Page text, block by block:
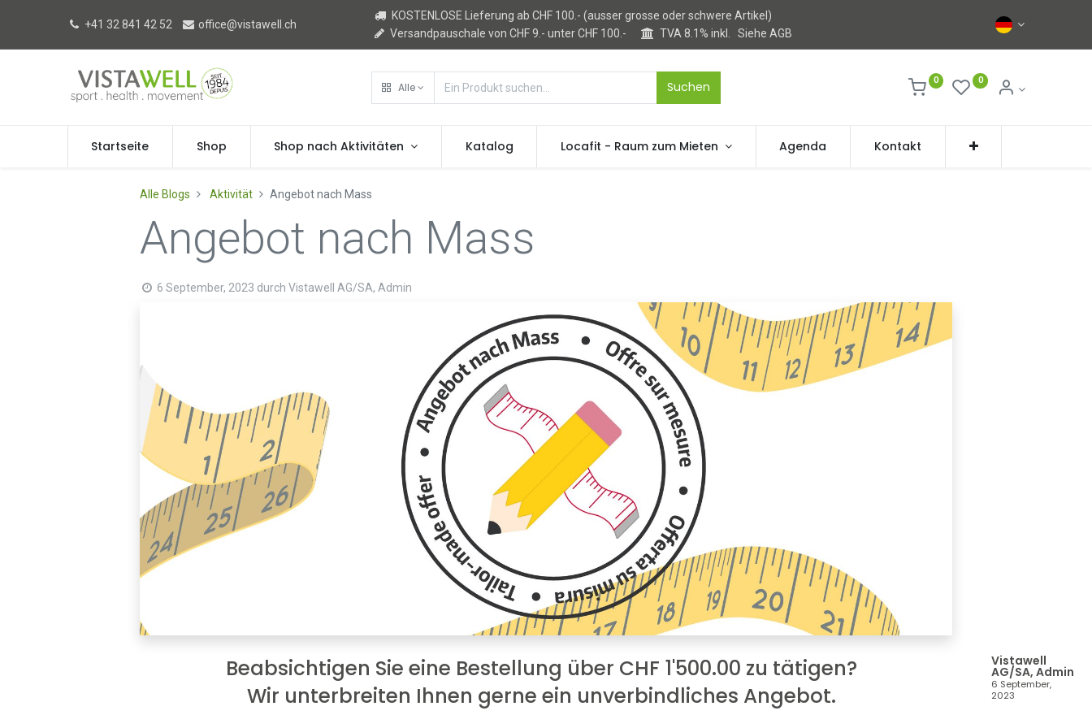
+41 32 841 42 52 office@vistawell.ch
KOSTENLOSE Lieferung ab CHF 100.- (ausser grosse oder schwere Artikel)
Versandpauschale von CHF 9.- unter CHF 100.-
TVA 8.1% inkl.Siehe AGB
Alle Suchen 0 0
Startseite Shop Shop nach Aktivitäten Katalog Locafit - Raum zum Mieten Agenda Kontakt
Alle Blogs Aktivität Angebot nach Mass
Angebot nach Mass
6 September, 2023 durch Vistawell AG/SA, Admin
Beabsichtigen Sie eine Bestellung über CHF 1'500.00 zu tätigen?
Wir unterbreiten Ihnen gerne ein unverbindliches Angebot.
Vistawell
AG/SA, Admin
6 September,
2023